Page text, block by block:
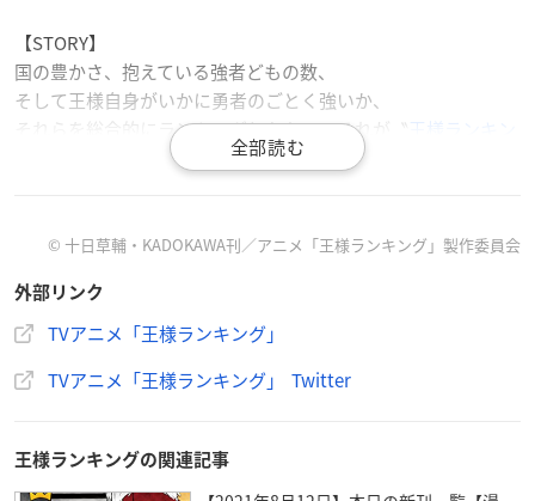
【STORY】
国の豊かさ、抱えている強者どもの数、
そして王様自身がいかに勇者のごとく強いか、
それらを総合的にランキングしたもの、それが〝 王様ランキン
王国の
ところがボッジは、生まれつき耳が聞こえず、
家臣はもちろん民衆からも「とても王の器ではない」と蔑まれ
そんなボッジにできた初めての友達、カゲ。
© 十日草輔・KADOKAWA刊／アニメ「王様ランキング」製作委員会
外部リンク
TVアニメ「王様ランキング」
TVアニメ「王様ランキング」 Twitter
王様ランキングの関連記事